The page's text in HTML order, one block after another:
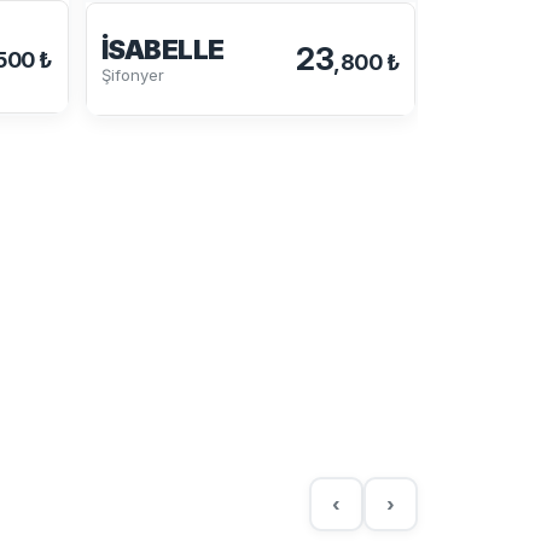
₺ İSABELLE
Şifonyer 23,800 ₺
‹ ›